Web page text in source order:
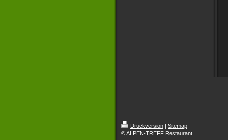
Druckversion | Sitemap
© ALPEN-TREFF Restaurant